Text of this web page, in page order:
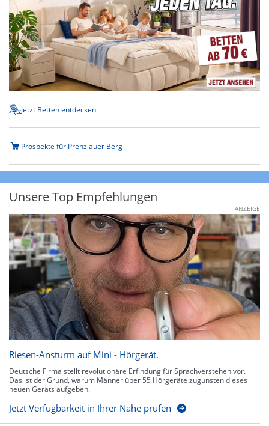
Jetzt Betten entdecken
Prospekte für Prenzlauer Berg
Unsere Top Empfehlungen
ANZEIGE
Riesen-Ansturm auf Mini - Hörgerät.
Deutsche Firma stellt revolutionäre Erfindung für Sprachverstehen vor.
Das ist der Grund, warum Männer über 55 Hörgeräte zugunsten dieses
neuen Geräts aufgeben.
Jetzt Verfügbarkeit in Ihrer Nähe prüfen